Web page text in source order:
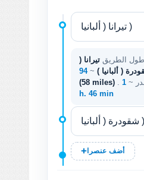
الطريق تيرانا (
( ألبانيا ) ~
(58 miles)
~
1
h. 46 min
أضف عنصرا